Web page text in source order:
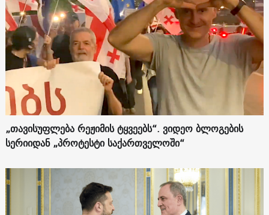
„თავისუფლება რეჟიმის ტყვეებს“. ვიდეო ბლოგების
სერიიდან „პროტესტი საქართველოში“